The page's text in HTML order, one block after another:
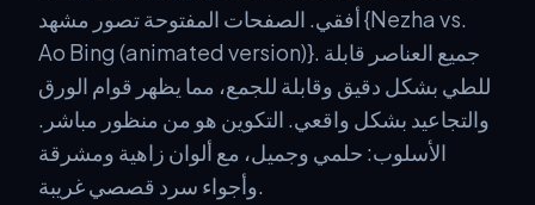
أفقي. الصفحات المفتوحة تصور مشهد {Nezha vs.
Ao Bing (animated version)}. جميع العناصر قابلة
للطي بشكل دقيق وقابلة للجمع، مما يظهر قوام الورق
والتجاعيد بشكل واقعي. التكوين هو من منظور مباشر.
الأسلوب: حلمي وجميل، مع ألوان زاهية ومشرقة
وأجواء سرد قصصي غريبة.